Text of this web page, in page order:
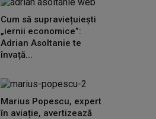
Cum să supraviețuiești
„iernii economice”:
Adrian Asoltanie te
învață...
Marius Popescu, expert
în aviație, avertizează